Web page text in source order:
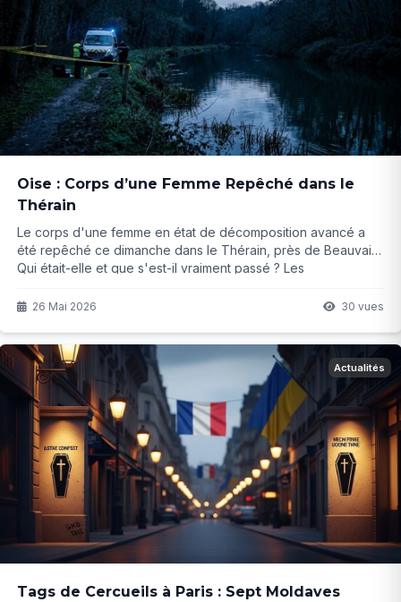
Oise : Corps d’une Femme Repêché dans le
Thérain
Le corps d'une femme en état de décomposition avancé a
été repêché ce dimanche dans le Thérain, près de Beauvais.
Qui était-elle et que s'est-il vraiment passé ? Les
26 Mai 2026 30 vues
Actualités
Tags de Cercueils à Paris : Sept Moldaves